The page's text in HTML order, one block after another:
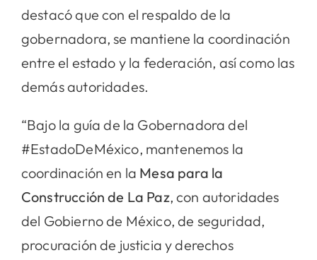
destacó que con el respaldo de la
gobernadora, se mantiene la coordinación
entre el estado y la federación, así como las
demás autoridades.
“Bajo la guía de la Gobernadora del
#EstadoDeMéxico, mantenemos la
coordinación en la Mesa para la
Construcción de La Paz, con autoridades
del Gobierno de México, de seguridad,
procuración de justicia y derechos